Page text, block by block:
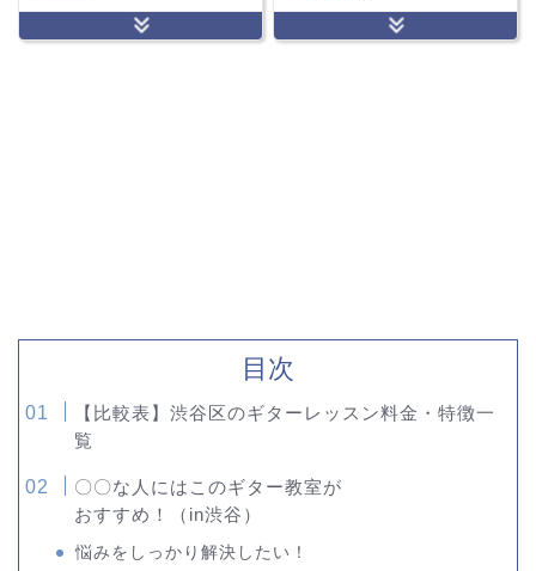
目次
【比較表】渋谷区のギターレッスン料金・特徴一
覧
〇〇な人にはこのギター教室が
おすすめ！（in渋谷）
悩みをしっかり解決したい！